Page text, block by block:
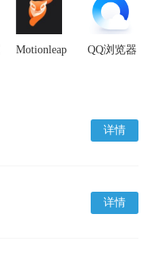
Motionleap QQ浏览器
详情
详情